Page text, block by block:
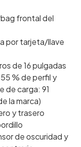
frontal del
por tarjeta/llave
de 16 pulgadas
% de perfil y
de carga: 91
la marca)
y trasero
de oscuridad y